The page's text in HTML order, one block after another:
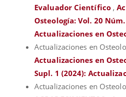
Evaluador Científico ,
Osteología: Vol. 20
Actualizaciones en
Actualizaciones en
Actualizaciones en
Supl. 1 (2024):
Actualizaciones en